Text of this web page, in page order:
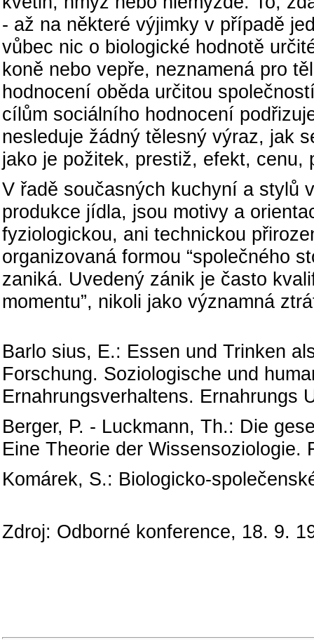
- až na některé výjimky v případě
vůbec nic o biologické hodnotě
koně nebo vepře, neznamená pro
hodnocení oběda určitou
cílům sociálního hodnocení
nesleduje žádný tělesný výraz, jak
jako je požitek, prestiž, efekt,
V řadě současných kuchyní a stylů
produkce jídla, jsou motivy a
fyziologickou, ani technickou
organizovaná formou “společného
zaniká. Uvedený zánik je často
momentu”, nikoli jako významná
Barlo sius, E.: Essen und Trinken
Forschung. Soziologische und
Ernahrungsverhaltens. Ernahrungs
Berger, P. - Luckmann, Th.: Die
Eine Theorie der Wissensoziologie.
Komárek, S.: Biologicko-
Zdroj: Odborné konference, 18. 9.